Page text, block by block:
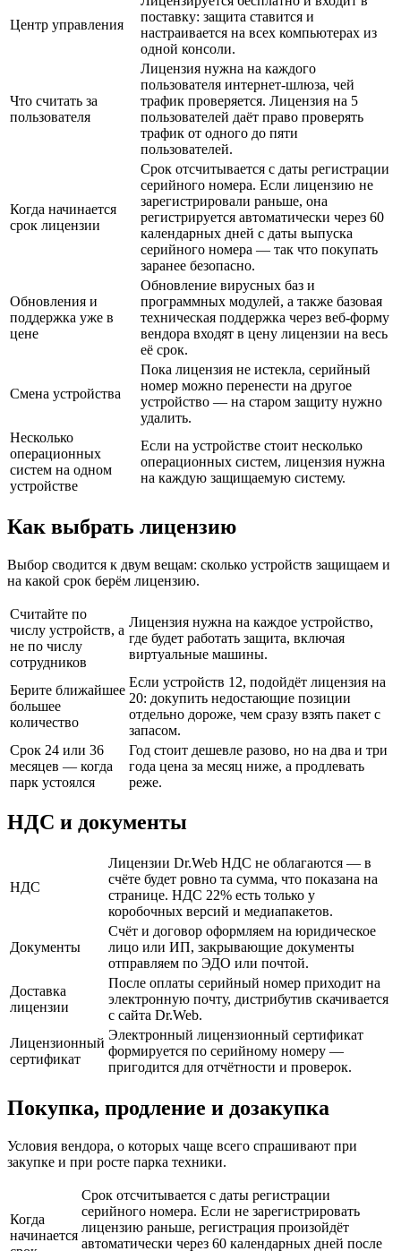
Центр управления
поставку: защита ставится и
настраивается на всех компьютерах из
одной консоли.
Что считать за
пользователя
Лицензия нужна на каждого
пользователя интернет-шлюза, чей
трафик проверяется. Лицензия на 5
пользователей даёт право проверять
трафик от одного до пяти
пользователей.
Когда начинается
срок лицензии
Срок отсчитывается с даты регистрации
серийного номера. Если лицензию не
зарегистрировали раньше, она
регистрируется автоматически через 60
календарных дней с даты выпуска
серийного номера — так что покупать
заранее безопасно.
Обновления и
поддержка уже в
цене
Обновление вирусных баз и
программных модулей, а также базовая
техническая поддержка через веб-форму
вендора входят в цену лицензии на весь
её срок.
Смена устройства
Пока лицензия не истекла, серийный
номер можно перенести на другое
устройство — на старом защиту нужно
удалить.
Несколько
операционных
систем на одном
устройстве
Если на устройстве стоит несколько
операционных систем, лицензия нужна
на каждую защищаемую систему.
Как выбрать лицензию
Выбор сводится к двум вещам: сколько устройств защищаем и
на какой срок берём лицензию.
Считайте по
числу устройств, а
не по числу
сотрудников
Лицензия нужна на каждое устройство,
где будет работать защита, включая
виртуальные машины.
Берите ближайшее
большее
количество
Если устройств 12, подойдёт лицензия на
20: докупить недостающие позиции
отдельно дороже, чем сразу взять пакет с
запасом.
Срок 24 или 36
месяцев — когда
парк устоялся
Год стоит дешевле разово, но на два и три
года цена за месяц ниже, а продлевать
реже.
НДС и документы
НДС
Лицензии Dr.Web НДС не облагаются — в
счёте будет ровно та сумма, что показана на
странице. НДС 22% есть только у
коробочных версий и медиапакетов.
Документы
Счёт и договор оформляем на юридическое
лицо или ИП, закрывающие документы
отправляем по ЭДО или почтой.
Доставка
лицензии
После оплаты серийный номер приходит на
электронную почту, дистрибутив скачивается
с сайта Dr.Web.
Лицензионный
сертификат
Электронный лицензионный сертификат
формируется по серийному номеру —
пригодится для отчётности и проверок.
Покупка, продление и дозакупка
Условия вендора, о которых чаще всего спрашивают при
закупке и при росте парка техники.
Когда
начинается
Срок отсчитывается с даты регистрации
серийного номера. Если не зарегистрировать
лицензию раньше, регистрация произойдёт
автоматически через 60 календарных дней после